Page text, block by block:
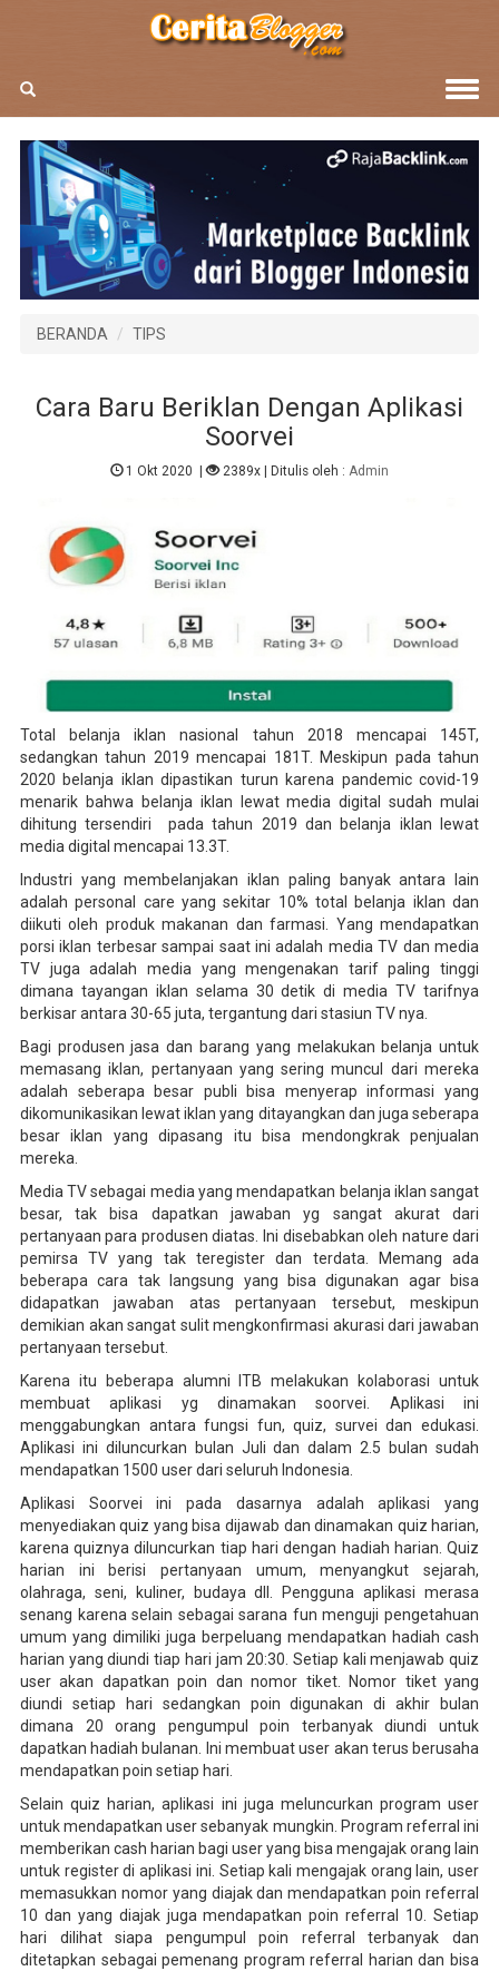
BERANDA TIPS
Cara Baru Beriklan Dengan Aplikasi
Soorvei
1 Okt 2020 | 2389x | Ditulis oleh :Admin
Total belanja iklan nasional tahun 2018 mencapai 145T,
sedangkan tahun 2019 mencapai 181T. Meskipun pada tahun
2020 belanja iklan dipastikan turun karena pandemic covid-19
menarik bahwa belanja iklan lewat media digital sudah mulai
dihitung tersendiri pada tahun 2019 dan belanja iklan lewat
media digital mencapai 13.3T.
Industri yang membelanjakan iklan paling banyak antara lain
adalah personal care yang sekitar 10% total belanja iklan dan
diikuti oleh produk makanan dan farmasi. Yang mendapatkan
porsi iklan terbesar sampai saat ini adalah media TV dan media
TV juga adalah media yang mengenakan tarif paling tinggi
dimana tayangan iklan selama 30 detik di media TV tarifnya
berkisar antara 30-65 juta, tergantung dari stasiun TV nya.
Bagi produsen jasa dan barang yang melakukan belanja untuk
memasang iklan, pertanyaan yang sering muncul dari mereka
adalah seberapa besar publi bisa menyerap informasi yang
dikomunikasikan lewat iklan yang ditayangkan dan juga seberapa
besar iklan yang dipasang itu bisa mendongkrak penjualan
mereka.
Media TV sebagai media yang mendapatkan belanja iklan sangat
besar, tak bisa dapatkan jawaban yg sangat akurat dari
pertanyaan para produsen diatas. Ini disebabkan oleh nature dari
pemirsa TV yang tak teregister dan terdata. Memang ada
beberapa cara tak langsung yang bisa digunakan agar bisa
didapatkan jawaban atas pertanyaan tersebut, meskipun
demikian akan sangat sulit mengkonfirmasi akurasi dari jawaban
pertanyaan tersebut.
Karena itu beberapa alumni ITB melakukan kolaborasi untuk
membuat aplikasi yg dinamakan soorvei. Aplikasi ini
menggabungkan antara fungsi fun, quiz, survei dan edukasi.
Aplikasi ini diluncurkan bulan Juli dan dalam 2.5 bulan sudah
mendapatkan 1500 user dari seluruh Indonesia.
Aplikasi Soorvei ini pada dasarnya adalah aplikasi yang
menyediakan quiz yang bisa dijawab dan dinamakan quiz harian,
karena quiznya diluncurkan tiap hari dengan hadiah harian. Quiz
harian ini berisi pertanyaan umum, menyangkut sejarah,
olahraga, seni, kuliner, budaya dll. Pengguna aplikasi merasa
senang karena selain sebagai sarana fun menguji pengetahuan
umum yang dimiliki juga berpeluang mendapatkan hadiah cash
harian yang diundi tiap hari jam 20:30. Setiap kali menjawab quiz
user akan dapatkan poin dan nomor tiket. Nomor tiket yang
diundi setiap hari sedangkan poin digunakan di akhir bulan
dimana 20 orang pengumpul poin terbanyak diundi untuk
dapatkan hadiah bulanan. Ini membuat user akan terus berusaha
mendapatkan poin setiap hari.
Selain quiz harian, aplikasi ini juga meluncurkan program user
untuk mendapatkan user sebanyak mungkin. Program referral ini
memberikan cash harian bagi user yang bisa mengajak orang lain
untuk register di aplikasi ini. Setiap kali mengajak orang lain, user
memasukkan nomor yang diajak dan mendapatkan poin referral
10 dan yang diajak juga mendapatkan poin referral 10. Setiap
hari dilihat siapa pengumpul poin referral terbanyak dan
ditetapkan sebagai pemenang program referral harian dan bisa